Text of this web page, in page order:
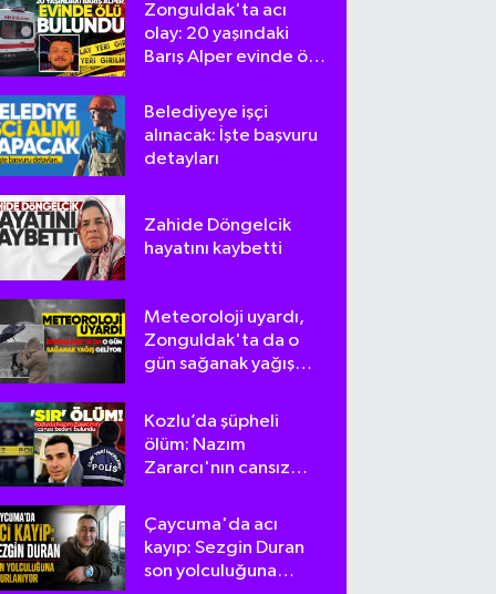
Zonguldak'ta acı
olay: 20 yaşındaki
Barış Alper evinde ölü
Belediyeye işçi
alınacak: İşte başvuru
detayları
Zahide Döngelcik
hayatını kaybetti
Meteoroloji uyardı,
Zonguldak'ta da o
gün sağanak yağış
Kozlu’da şüpheli
ölüm: Nazım
Zararcı'nın cansız
Çaycuma'da acı
kayıp: Sezgin Duran
son yolculuğuna